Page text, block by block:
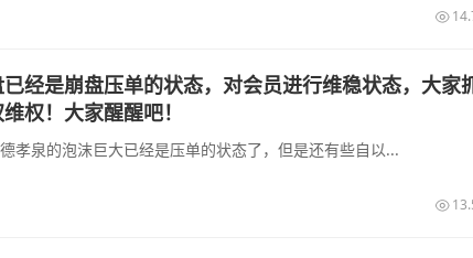
经是崩盘压单的状态，对会员进行维稳状态，大家
权！大家醒醒吧！
孝泉的泡沫巨大已经是压单的状态了，但是还有些自以...